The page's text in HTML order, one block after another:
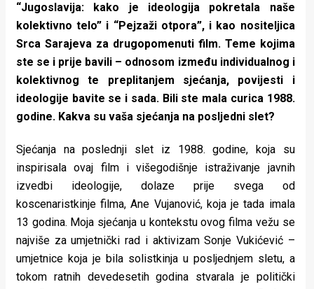
Aktuelnosti
Promo
About
Urban
“Jugoslavija: kako je ideologija pokretala naše
kolektivno telo” i “Pejzaži otpora”, i kao nositeljica
Srca Sarajeva za drugopomenuti film. Teme kojima
ste se i prije bavili – odnosom između individualnog i
kolektivnog te preplitanjem sjećanja, povijesti i
ideologije bavite se i sada. Bili ste mala curica 1988.
godine. Kakva su vaša sjećanja na posljedni slet?
Sjećanja na poslednji slet iz 1988. godine, koja su
inspirisala ovaj film i višegodišnje istraživanje javnih
izvedbi ideologije, dolaze prije svega od
koscenaristkinje filma, Ane Vujanović, koja je tada imala
13 godina. Moja sjećanja u kontekstu ovog filma vežu se
najviše za umjetnički rad i aktivizam Sonje Vukićević –
umjetnice koja je bila solistkinja u posljednjem sletu, a
tokom ratnih devedesetih godina stvarala je politički